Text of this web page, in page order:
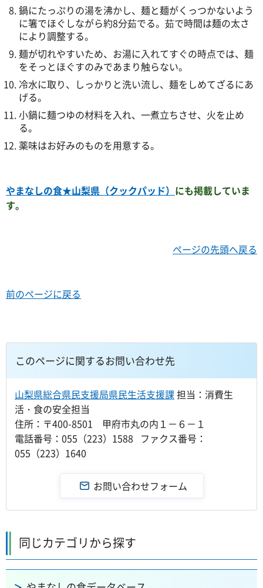
鍋にたっぷりの湯を沸かし、麺と麺がくっつかないよう
に箸でほぐしながら約8分茹でる。茹で時間は麺の太さ
により調整する。
麺が切れやすいため、お湯に入れてすぐの時点では、麺
をそっとほぐすのみであまり触らない。
冷水に取り、しっかりと洗い流し、麺をしめてざるにあ
げる。
小鍋に麺つゆの材料を入れ、一煮立ちさせ、火を止め
る。
薬味はお好みのものを用意する。
やまなしの食★山梨県（クックパッド） にも掲載していま
す。
ページの先頭へ戻る
前のページに戻る
このページに関するお問い合わせ先
山梨県総合県民支援局県民生活支援課担当：消費生
活・食の安全担当
住所：〒400-8501 甲府市丸の内１－６－１
電話番号：055（223）1588 ファクス番号：
055（223）1640
同じカテゴリから探す